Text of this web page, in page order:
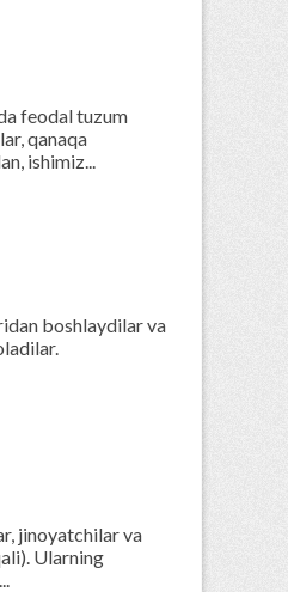
feodal tuzum
qanaqa
ishimiz...
boshlaydilar va
jinoyatchilar va
Ularning